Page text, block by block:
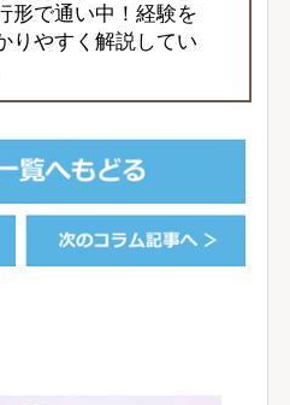
形で通い中！経験を
りやすく解説してい